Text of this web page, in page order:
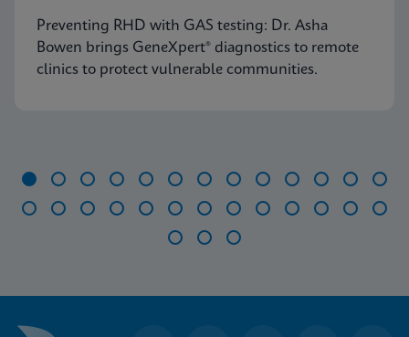
Preventing RHD with GAS testing: Dr. Asha
Bowen brings GeneXpert® diagnostics to remote
clinics to protect vulnerable communities.
29